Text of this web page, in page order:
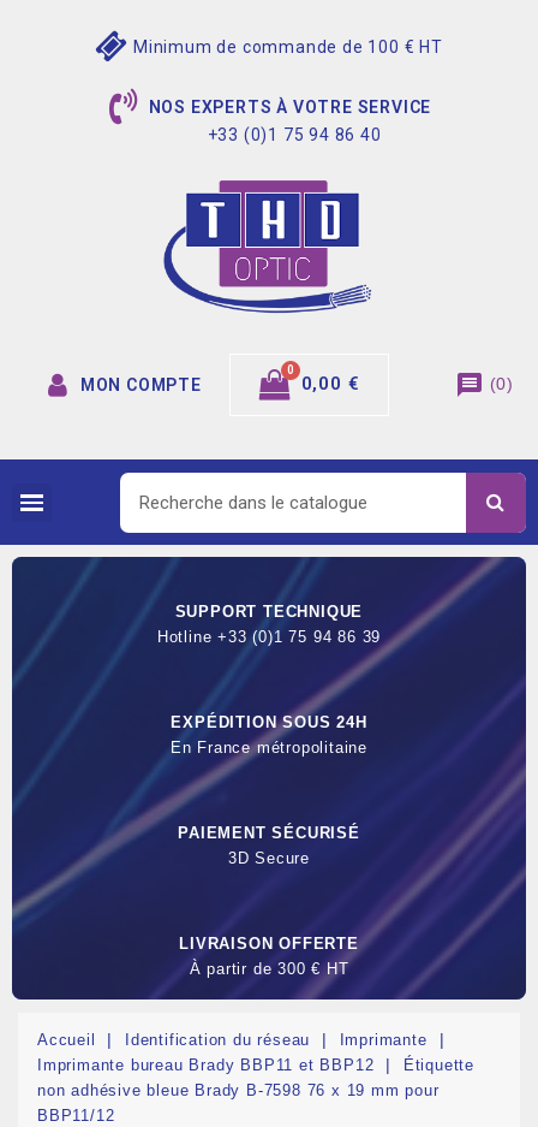
Minimum de commande de 100 € HT
NOS EXPERTS À VOTRE SERVICE
+33 (0)1 75 94 86 40
MON COMPTE 0,00 € message (0)
SUPPORT TECHNIQUE
Hotline +33 (0)1 75 94 86 39
EXPÉDITION SOUS 24H
En France métropolitaine
PAIEMENT SÉCURISÉ
3D Secure
LIVRAISON OFFERTE
À partir de 300 € HT
Accueil Identification du réseau
Imprimante
Imprimante bureau Brady BBP11 et BBP12
Étiquette
non adhésive bleue Brady B-7598 76 x 19 mm pour
BBP11/12